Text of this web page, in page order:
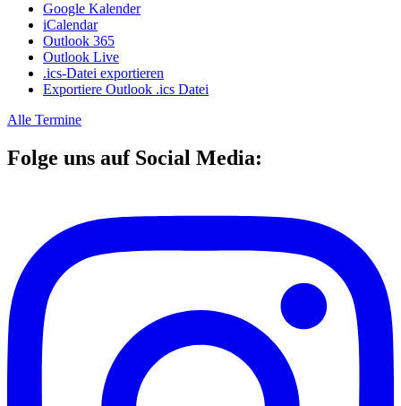
Google Kalender
iCalendar
Outlook 365
Outlook Live
.ics-Datei exportieren
Exportiere Outlook .ics Datei
Alle Termine
Folge uns auf Social Media: